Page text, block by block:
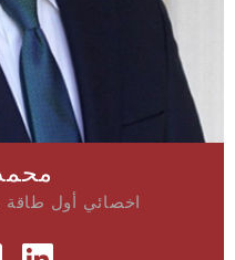
اخصائي أول طاقة